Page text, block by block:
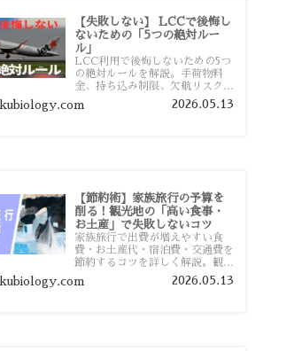
【失敗しない】 LCCで後悔し
ないための「5つの絶対ルー
ル」
LCC利用で後悔しないための5つ
の絶対ルールを解説。手荷物料
金、持ち込み制限、欠航リスク、
時間厳守など、格安航空会社を利
用する前に知っておきたい注意点
2026.05.13
【節約術】家族旅行の予算を
削る！観光地の「高い食事・
お土産」で失敗しないコツ
家族旅行で出費が増えやすい食
費・お土産代・宿泊費・交通費を
節約するコツを詳しく解説。観光
地価格を避ける方法や、早割・ス
ーパー活用術、予算管理のポイン
2026.05.13